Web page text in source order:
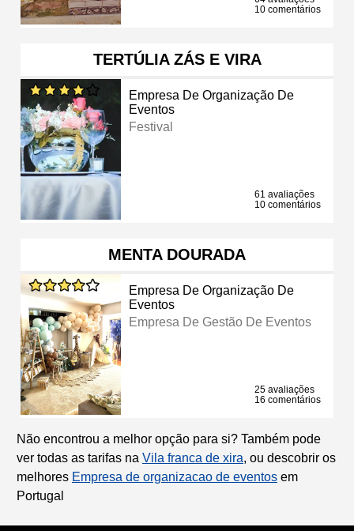
10 comentários
TERTÚLIA ZÁS E VIRA
Empresa De Organização De
Eventos
Festival
61 avaliações
10 comentários
MENTA DOURADA
Empresa De Organização De
Eventos
Empresa De Gestão De Eventos
25 avaliações
16 comentários
Não encontrou a melhor opção para si? Também pode
ver todas as tarifas na Vila franca de xira, ou descobrir os
melhores Empresa de organizacao de eventos em
Portugal